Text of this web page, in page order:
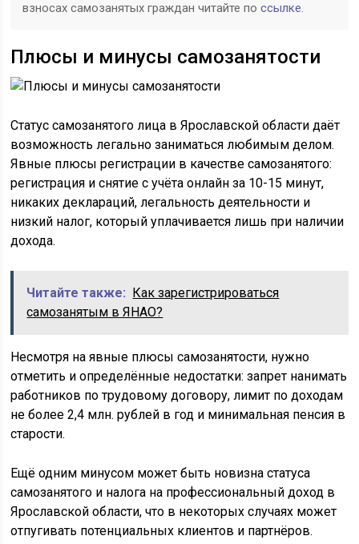
взносах самозанятых граждан читайте поссылке.
Плюсы и минусы самозанятости
Статус самозанятого лица в Ярославской области даёт
возможность легально заниматься любимым делом.
Явные плюсы регистрации в качестве самозанятого:
регистрация и снятие с учёта онлайн за 10-15 минут,
никаких деклараций, легальность деятельности и
низкий налог, который уплачивается лишь при наличии
дохода.
Читайте также: Как зарегистрироваться
самозанятым в ЯНАО?
Несмотря на явные плюсы самозанятости, нужно
отметить и определённые недостатки: запрет нанимать
работников по трудовому договору, лимит по доходам
не более 2,4 млн. рублей в год и минимальная пенсия в
старости.
Ещё одним минусом может быть новизна статуса
самозанятого и налога на профессиональный доход в
Ярославской области, что в некоторых случаях может
отпугивать потенциальных клиентов и партнёров.